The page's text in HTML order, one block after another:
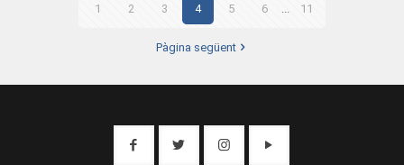
1 2 3 4 5 6 11
Pàgina següent